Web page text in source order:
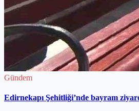
Gündem
Edirnekapı Şehitliği’nde bayram